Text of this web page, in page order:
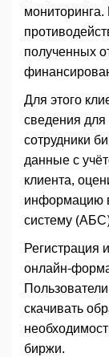
полученных
Для этого
сведения
сотрудники
данные с
клиента,
информацию
систему
Регистрация
онлайн-
скачивать
биржи.